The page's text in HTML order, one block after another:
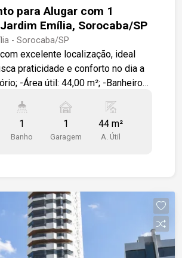
para Alugar com 1
Emília, Sorocaba/SP
- Sorocaba/SP
excelente localização, ideal
praticidade e conforto no dia a
móveis planejados; -Geladeira na
garagem. Localização: -
-Próximo à Faculdade de
fácil acesso a serviços, educação
1
Banho
1
Garagem
44 m²
A. Útil